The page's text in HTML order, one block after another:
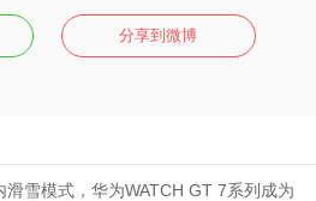
分享到微博
滑雪模式，华为WATCH GT 7系列成为